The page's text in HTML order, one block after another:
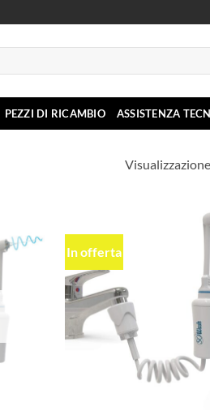
PEZZI DI RICAMBIO ASSISTENZA
Aggiungi
desideri
In offerta